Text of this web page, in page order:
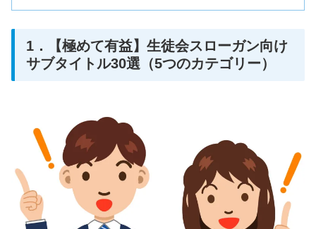
1．【極めて有益】生徒会スローガン向け
サブタイトル30選（5つのカテゴリー）